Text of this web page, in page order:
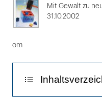
2
Mit Gewalt zu
31.10.2002
om